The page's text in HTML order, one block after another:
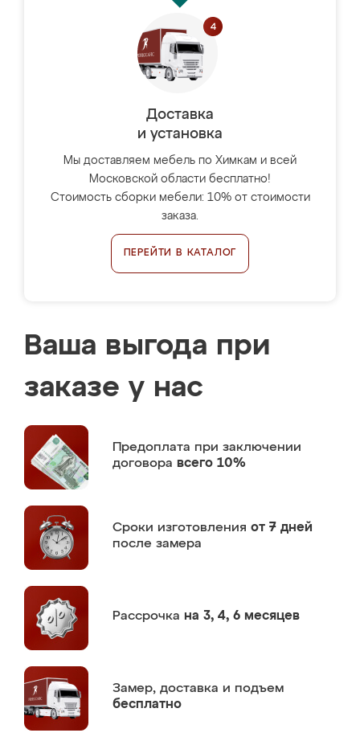
Доставка
и установка
Мы доставляем мебель по Химкам и всей
Московской области бесплатно!
Стоимость сборки мебели: 10% от стоимости
заказа.
ПЕРЕЙТИ В КАТАЛОГ
Ваша выгода при
заказе у нас
Предоплата при заключении
договора всего 10%
Сроки изготовления от 7 дней
после замера
Рассрочка на 3, 4, 6 месяцев
Замер, доставка и подъем
бесплатно